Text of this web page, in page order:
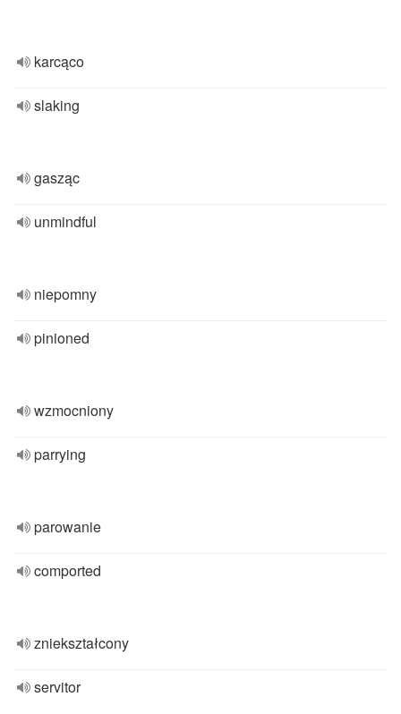
karcąco
slaking
gasząc
unmindful
niepomny
pinioned
wzmocniony
parrying
parowanie
comported
zniekształcony
servitor